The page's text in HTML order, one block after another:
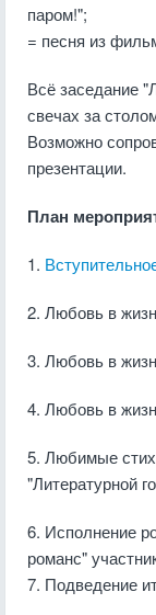
паром!";
= песня из
Всё заседание
свечах за
Возможно
презентации.
План
1.
2. Любовь в
3. Любовь в
4. Любовь в
5. Любимые
"Литературной
6. Исполнение
романс"
7. Подведение